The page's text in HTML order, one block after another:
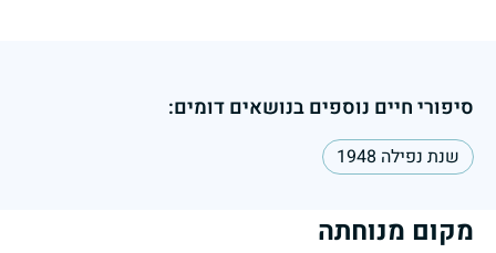
סיפורי חיים נוספים בנושאים דומים:
שנת נפילה 1948
מקום מנוחתה